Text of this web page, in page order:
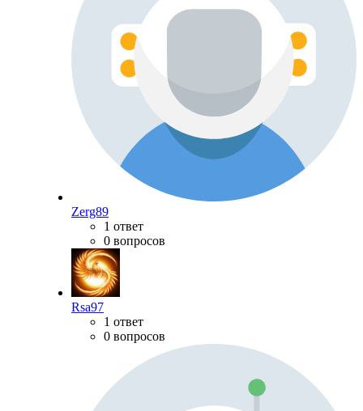
Zerg89
1 ответ
0 вопросов
Rsa97
1 ответ
0 вопросов